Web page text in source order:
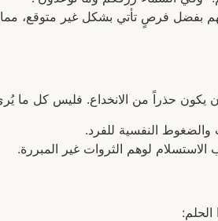
بفضل فرصٍ تأتي بشكل غير متوقع، مما
يكون حذراً من الانخداع. فليس كل ما
النفسية للفرد.
لوهم الثروات غير المبررة.